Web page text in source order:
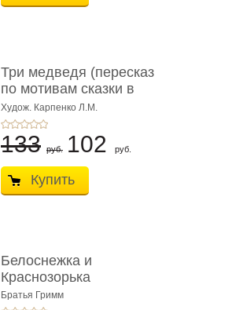
Три медведя (пересказ
по мотивам сказки в
обра� ...
Худож. Карпенко Л.М.
133 руб. 102 руб.
Купить
Белоснежка и
Краснозорька
Братья Гримм